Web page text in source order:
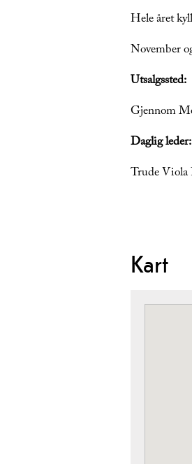
Hele året
November
Utsalgssted:
Gjennom
Daglig leder:
Trude
Kart